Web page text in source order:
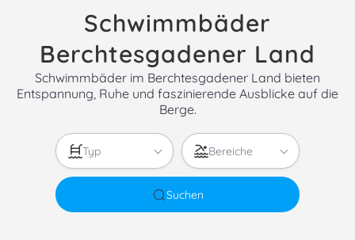
Schwimmbäder
Berchtesgadener Land
Schwimmbäder im Berchtesgadener Land bieten
Entspannung, Ruhe und faszinierende Ausblicke auf die
Berge.
Typ Bereiche
Suchen